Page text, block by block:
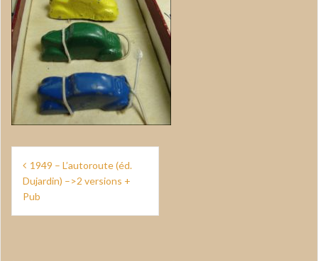
Navigation
de
l’article
1949 – L’autoroute (éd.
Dujardin) –>2 versions +
Pub